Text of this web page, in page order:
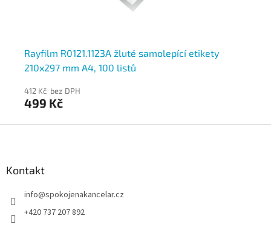
Rayfilm R0121.1123A žluté samolepící etikety
210x297 mm A4, 100 listů
412 Kč bez DPH
499 Kč
Kontakt
info@spokojenakancelar.cz
+420 737 207 892